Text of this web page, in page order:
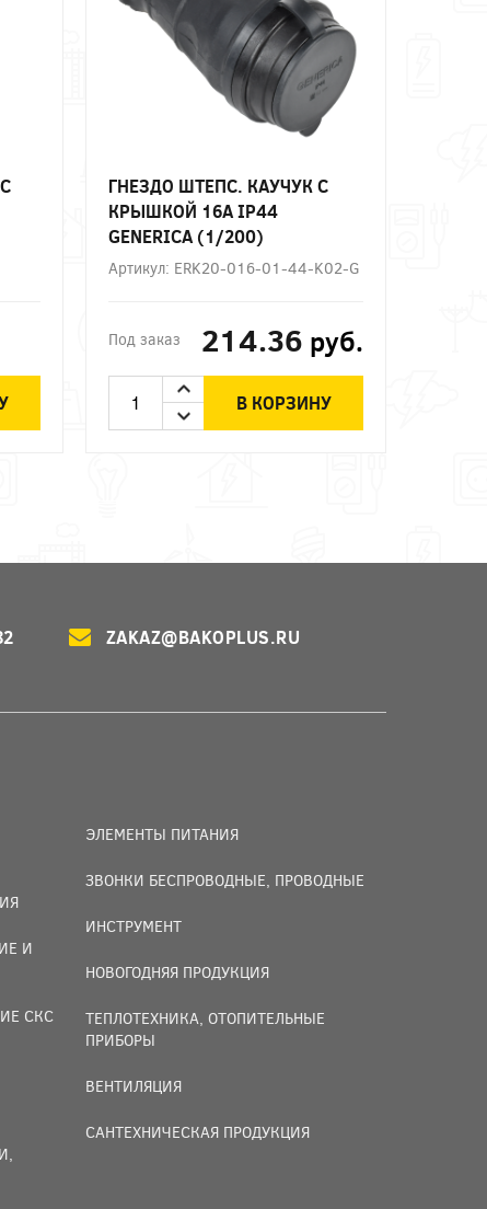
ГНЕЗДО ШТЕПС. КАУЧУК С
КРЫШКОЙ 16А IP44
GENERICA (1/200)
Артикул: ERK20-016-01-44-K02-G
Под заказ 214.36 руб.
В КОРЗИНУ
ZAKAZ@BAKOPLUS.RU
И
СКС
ЭЛЕМЕНТЫ ПИТАНИЯ
ЗВОНКИ БЕСПРОВОДНЫЕ, ПРОВОДНЫЕ
ИНСТРУМЕНТ
НОВОГОДНЯЯ ПРОДУКЦИЯ
ТЕПЛОТЕХНИКА, ОТОПИТЕЛЬНЫЕ
ПРИБОРЫ
ВЕНТИЛЯЦИЯ
САНТЕХНИЧЕСКАЯ ПРОДУКЦИЯ